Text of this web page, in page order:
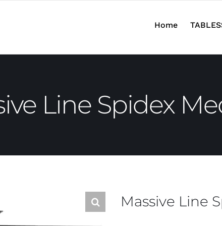
Home
Line Spidex
Massive Line